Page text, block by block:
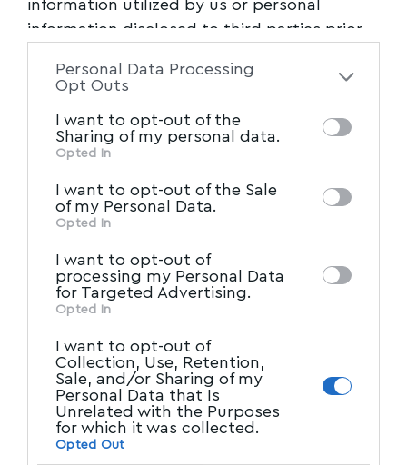
information utilized by us or personal
information disclosed to third parties prior
of the further disclosure of your personal
of downstream participants. This
information may also be disclosed by us to
Participantsthat may further disclose it to
other third parties.
Personal Data Processing
Opt Outs
I want to opt-out of the
Sharing of my personal data.
Opted In
I want to opt-out of the Sale
of my Personal Data.
Opted In
I want to opt-out of
processing my Personal Data
for Targeted Advertising.
Opted In
I want to opt-out of
Collection, Use, Retention,
Sale, and/or Sharing of my
Personal Data that Is
Unrelated with the Purposes
for which it was collected.
Opted Out